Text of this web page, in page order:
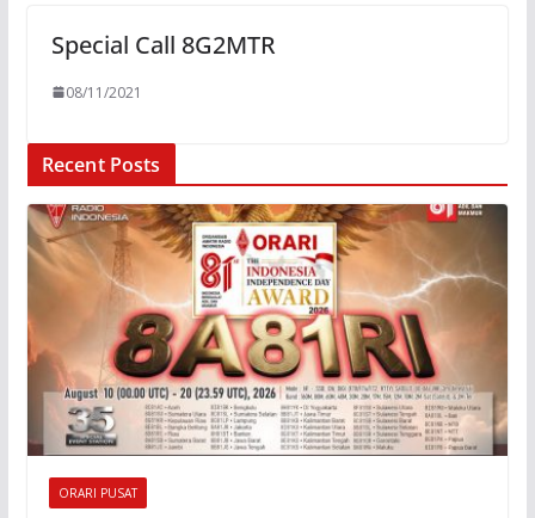
Special Call 8G2MTR
08/11/2021
Recent Posts
ORARI PUSAT